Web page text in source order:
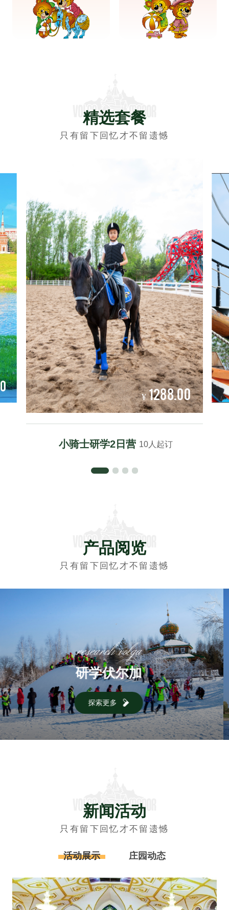
精选套餐
只有留下回忆才不留遗憾
¥1288.00
小骑士研学2日营 10人起订
产品阅览
只有留下回忆才不留遗憾
photography volga
摄影伏尔加
探索更多
新闻活动
只有留下回忆才不留遗憾
活动展示 庄园动态